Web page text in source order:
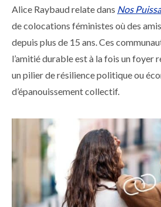
Alice Raybaud relate dans Nos
de colocations féministes où des
depuis plus de 15 ans. Ces
l’amitié durable est à la fois un foyer
un pilier de résilience politique ou
d’épanouissement collectif.